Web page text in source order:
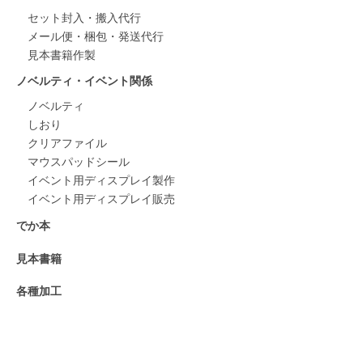
セット封入・搬入代行
メール便・梱包・発送代行
見本書籍作製
ノベルティ・イベント関係
ノベルティ
しおり
クリアファイル
マウスパッドシール
イベント用ディスプレイ製作
イベント用ディスプレイ販売
でか本
見本書籍
各種加工